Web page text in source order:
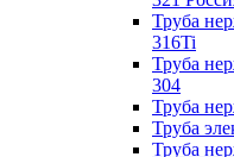
Труба
316Ti
Труба
304
Труба
Труба
Труба